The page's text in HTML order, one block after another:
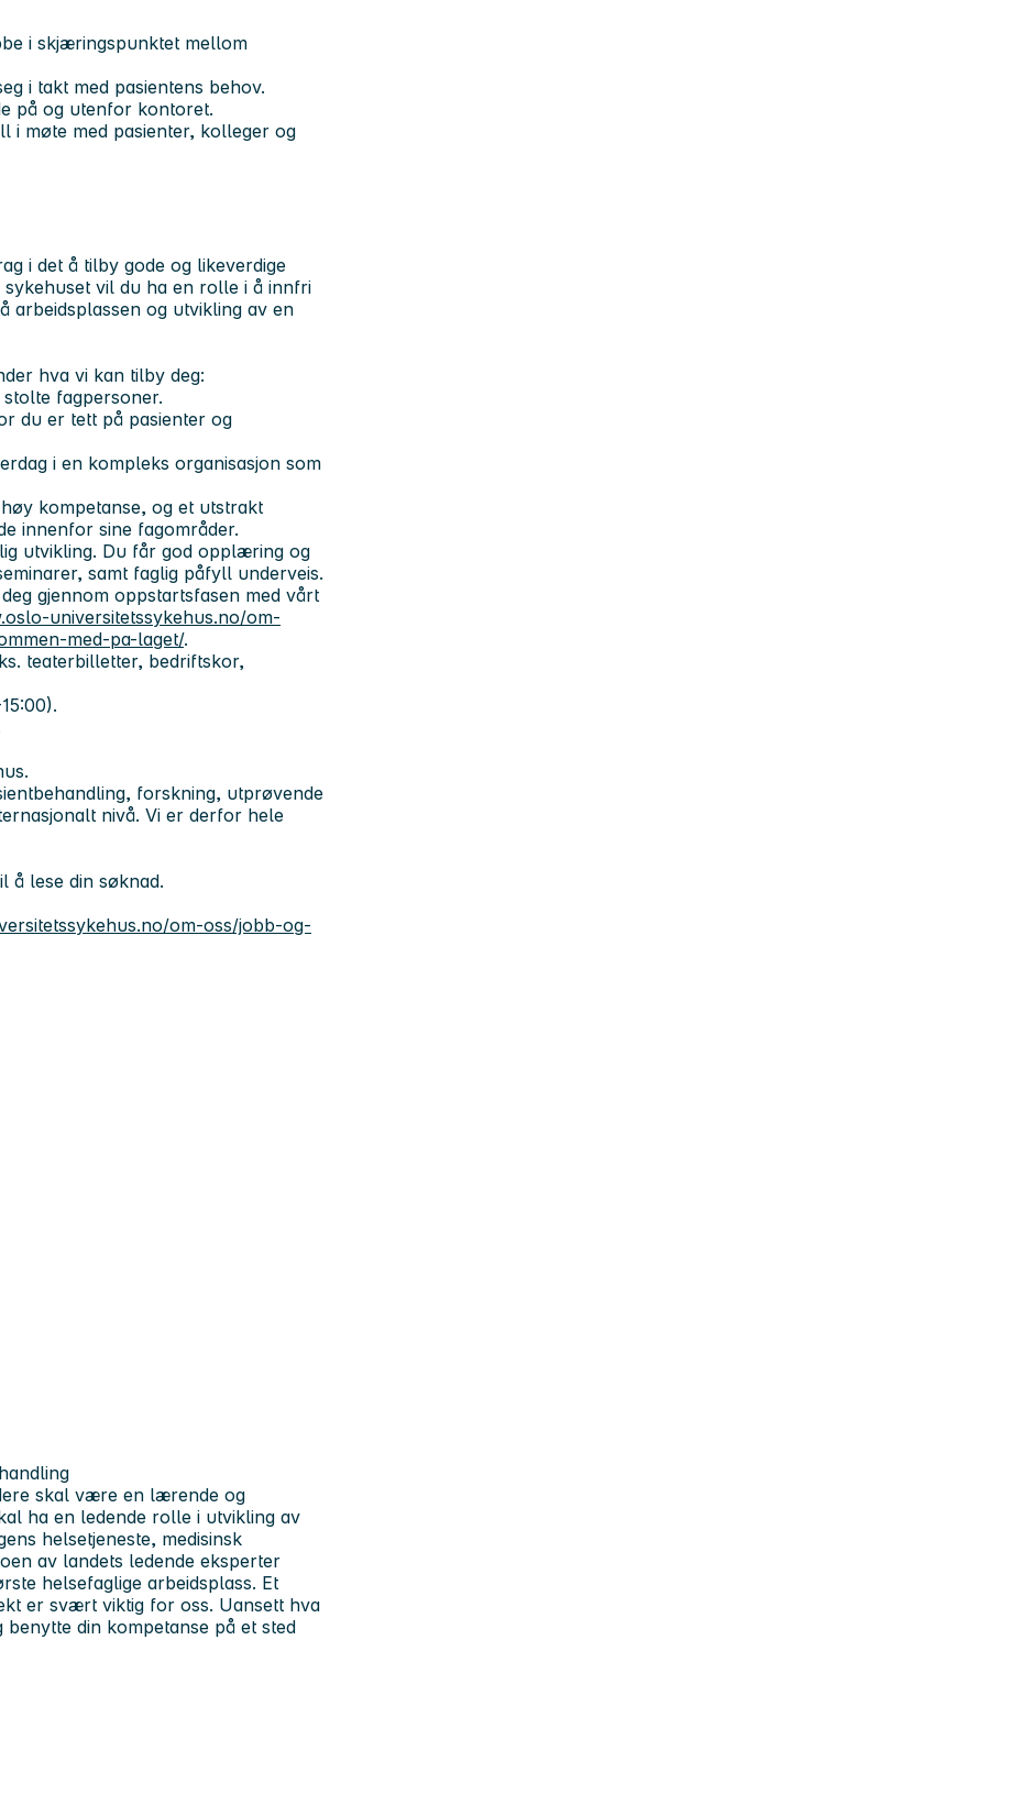
i skjæringspunktet mellom
i takt med pasientens behov.
på og utenfor kontoret.
i møte med pasienter, kolleger og
i det å tilby gode og likeverdige
vil du ha en rolle i å innfri
arbeidsplassen og utvikling av en
hva vi kan tilby deg:
fagpersoner.
du er tett på pasienter og
i en kompleks organisasjon som
kompetanse, og et utstrakt
innenfor sine fagområder.
utvikling. Du får god opplæring og
samt faglig påfyll underveis.
gjennom oppstartsfasen med vårt
universitetssykehus.no/om-
med-pa-laget/.
teaterbilletter, bedriftskor,
forskning, utprøvende
nivå. Vi er derfor hele
å lese din søknad.
om-oss/jobb-og-
skal være en lærende og
ha en ledende rolle i utvikling av
helsetjeneste, medisinsk
av landets ledende eksperter
helsefaglige arbeidsplass. Et
er svært viktig for oss. Uansett hva
din kompetanse på et sted